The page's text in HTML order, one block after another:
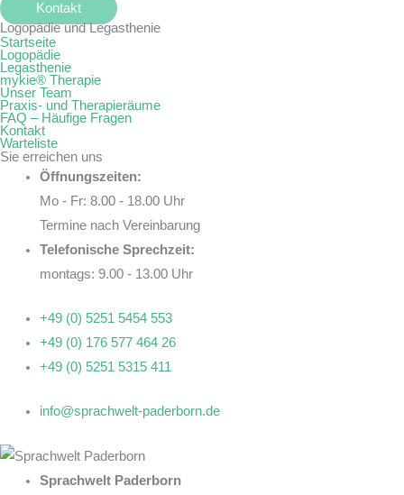
Kontakt
Logopädie und Legasthenie
Startseite
Logopädie
Legasthenie
mykie® Therapie
Unser Team
Praxis- und Therapieräume
FAQ – Häufige Fragen
Kontakt
Warteliste
Sie erreichen uns
Öffnungszeiten:
Mo - Fr: 8.00 - 18.00 Uhr
Termine nach Vereinbarung
Telefonische Sprechzeit:
montags: 9.00 - 13.00 Uhr
+49 (0) 5251 5454 553
+49 (0) 176 577 464 26
+49 (0) 5251 5315 411
info@sprachwelt-paderborn.de
Sprachwelt Paderborn